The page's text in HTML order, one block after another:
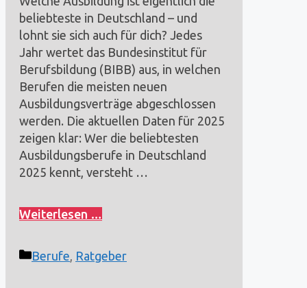
beliebteste in Deutschland – und
lohnt sie sich auch für dich? Jedes
Jahr wertet das Bundesinstitut für
Berufsbildung (BIBB) aus, in welchen
Berufen die meisten neuen
Ausbildungsverträge abgeschlossen
werden. Die aktuellen Daten für 2025
zeigen klar: Wer die beliebtesten
Ausbildungsberufe in Deutschland
2025 kennt, versteht …
Weiterlesen …
Kategorien
Berufe Ratgeber